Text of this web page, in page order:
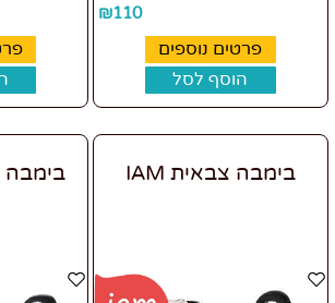
₪110
פרטים נוספים
הוסף לסל
בימבה צבאית IAM